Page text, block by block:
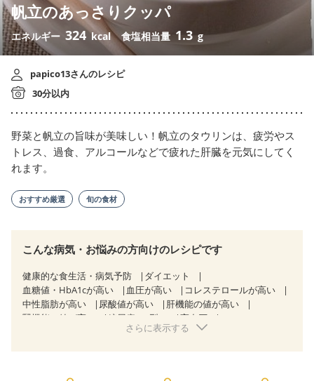
帆立のあっさりクッパ
エネルギー 324 kcal 食塩相当量 1.3 g
papico13さんのレシピ
30分以内
野菜と帆立の旨味が美味しい！帆立のタウリンは、疲労やス
トレス、過食、アルコールなどで疲れた肝臓を元気にしてく
れます。
おすすめ厳選 旬の食材
こんな病気・お悩みの方向けのレシピです
健康的な食生活・病気予防
ダイエット
血糖値・HbA1cが高い
血圧が高い
コレステロールが高い
中性脂肪が高い
尿酸値が高い
肝機能の値が高い
腎機能の値が高い
糖尿病（2型）
高血圧
胃ポリープ 逆流性食道炎
さらに表示する